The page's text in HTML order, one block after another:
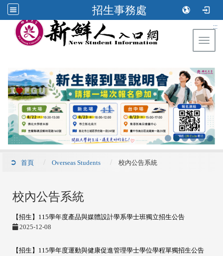
招生事務處
:::
首頁 Overseas Students 校內公告系統
校內公告系統
【招生】115學年度產品與媒體設計學系學士班獨立招生公告
2025-12-08
【招生】115學年度運動與健康促進管理學士學位學程單獨招生公告